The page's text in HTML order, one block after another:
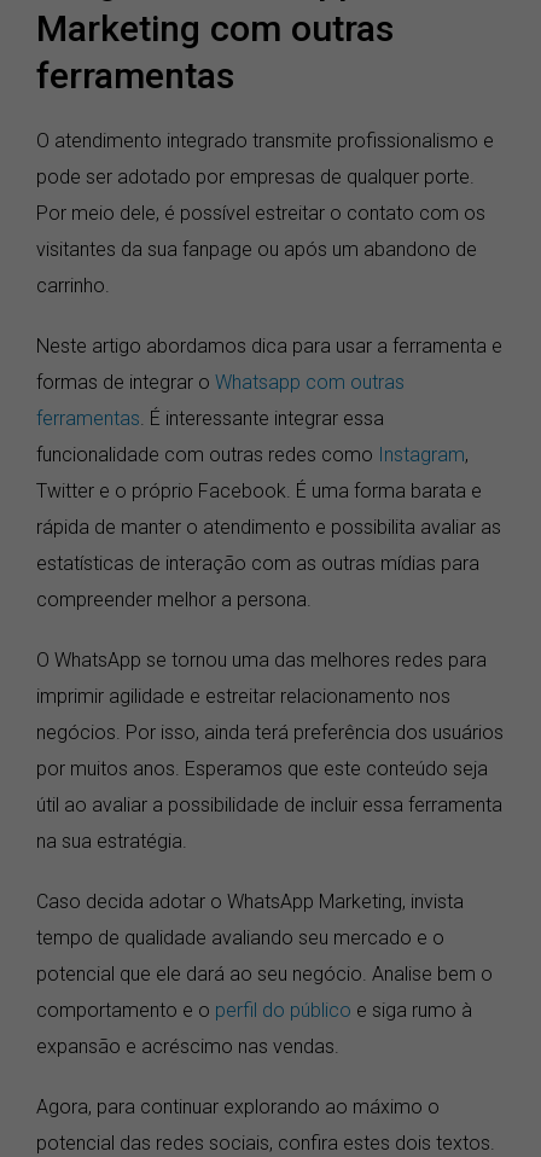
Marketing com outras
ferramentas
O atendimento integrado transmite profissionalismo e
pode ser adotado por empresas de qualquer porte.
Por meio dele, é possível estreitar o contato com os
visitantes da sua fanpage ou após um abandono de
carrinho.
Neste artigo abordamos dica para usar a ferramenta e
formas de integrar o Whatsapp com outras
ferramentas. É interessante integrar essa
funcionalidade com outras redes como Instagram,
Twitter e o próprio Facebook. É uma forma barata e
rápida de manter o atendimento e possibilita avaliar as
estatísticas de interação com as outras mídias para
compreender melhor a persona.
O WhatsApp se tornou uma das melhores redes para
imprimir agilidade e estreitar relacionamento nos
negócios. Por isso, ainda terá preferência dos usuários
por muitos anos. Esperamos que este conteúdo seja
útil ao avaliar a possibilidade de incluir essa ferramenta
na sua estratégia.
Caso decida adotar o WhatsApp Marketing, invista
tempo de qualidade avaliando seu mercado e o
potencial que ele dará ao seu negócio. Analise bem o
comportamento e o perfil do público e siga rumo à
expansão e acréscimo nas vendas.
Agora, para continuar explorando ao máximo o
potencial das redes sociais, confira estes dois textos.